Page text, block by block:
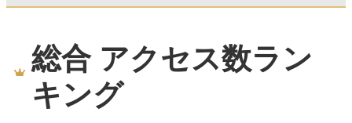
総合 アクセス数ラン
キング